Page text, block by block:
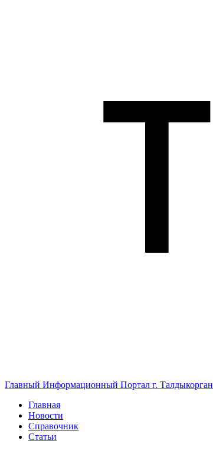
Главный Информационный Портал г. Талдыкорган
Главная
Новости
Справочник
Статьи